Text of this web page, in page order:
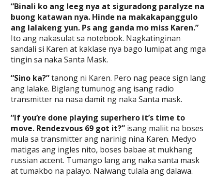
“Binali ko ang leeg nya at siguradong paralyze na
buong katawan nya. Hinde na makakapanggulo
ang lalakeng yun. Ps ang ganda mo miss Karen.”
Ito ang nakasulat sa notebook. Nagkatinginan
sandali si Karen at kaklase nya bago lumipat ang mga
tingin sa naka Santa Mask.
“Sino ka?”tanong ni Karen. Pero nag peace sign lang
ang lalake. Biglang tumunog ang isang radio
transmitter na nasa damit ng naka Santa mask.
“If you’re done playing superhero it’s time to
move. Rendezvous 69 got it?” isang maliit na boses
mula sa transmitter ang narinig nina Karen. Medyo
matigas ang ingles nito, boses babae at mukhang
russian accent. Tumango lang ang naka santa mask
at tumakbo na palayo. Naiwang tulala ang dalawa.